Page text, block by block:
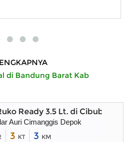
di Bandung Barat Kab
Ready 3.5 Lt. di Cibubur
Auri Cimanggis Depok
3 KT 3 KM